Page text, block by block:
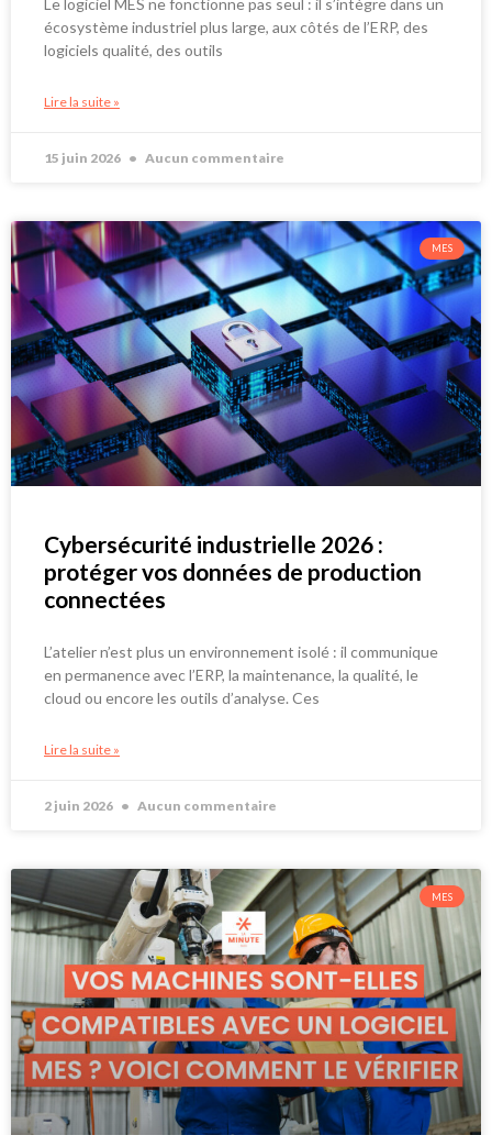
Le logiciel MES ne fonctionne pas seul : il s’intègre dans un
écosystème industriel plus large, aux côtés de l’ERP, des
logiciels qualité, des outils
Lire la suite »
15 juin 2026 Aucun commentaire
MES
Cybersécurité industrielle 2026 :
protéger vos données de production
connectées
L’atelier n’est plus un environnement isolé : il communique
en permanence avec l’ERP, la maintenance, la qualité, le
cloud ou encore les outils d’analyse. Ces
Lire la suite »
2 juin 2026 Aucun commentaire
MES